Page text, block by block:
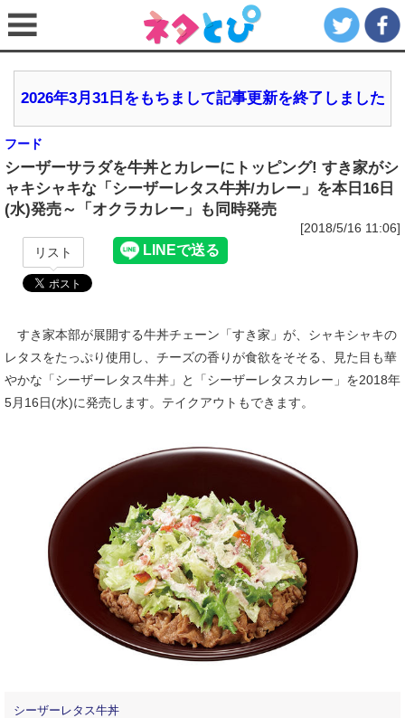
2026年3月31日をもちまして記事更新を終了しました
フード
シーザーサラダを牛丼とカレーにトッピング! すき家がシ
ャキシャキな「シーザーレタス牛丼/カレー」を本日16日
(水)発売～「オクラカレー」も同時発売
[2018/5/16 11:06]
リスト
すき家本部が展開する牛丼チェーン「すき家」が、シャキシャキの
レタスをたっぷり使用し、チーズの香りが食欲をそそる、見た目も華
やかな「シーザーレタス牛丼」と「シーザーレタスカレー」を2018年
5月16日(水)に発売します。テイクアウトもできます。
シーザーレタス牛丼